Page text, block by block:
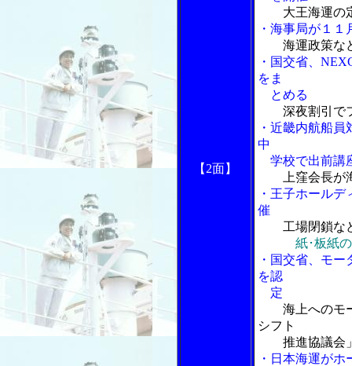
【2面】
大王海運の
・海事局が１
海運政策な
・国交省、
をま
とめる
深夜割引で
・近畿内航船
中
学校で出前講
上窪会長
・王子ホール
催
工場閉鎖な
紙･板紙
・国交省、モ
を認
定
海上へのモ
シフト
推進協議会
・日本海運が